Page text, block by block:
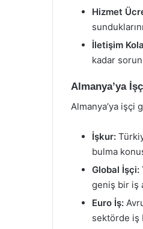
Hizmet
İletişim
kadar
Almanya’ya
Almanya’ya işçi
İşkur:
bulma
Global İşçi:
geniş bir iş
Euro İş:
sektörde iş